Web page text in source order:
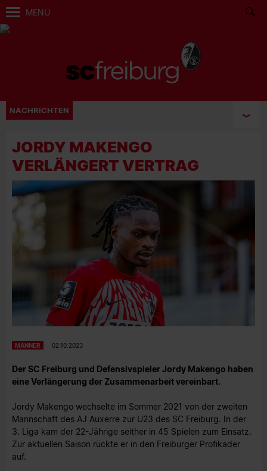
MENÜ
NACHRICHTEN
JORDY MAKENGO
VERLÄNGERT VERTRAG
MÄNNER 02.10.2023
Der SC Freiburg und Defensivspieler Jordy Makengo haben
eine Verlängerung der Zusammenarbeit vereinbart.
Jordy Makengo wechselte im Sommer 2021 von der zweiten
Mannschaft des AJ Auxerre zur U23 des SC Freiburg. In der
3. Liga kam der 22-Jährige seither in 45 Spielen zum Einsatz.
Zur aktuellen Saison rückte er in den Freiburger Profikader
auf.